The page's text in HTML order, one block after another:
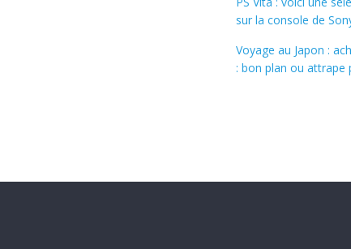
sur la console de
Voyage au Japon :
: bon plan ou attrape